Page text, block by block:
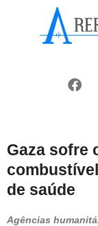
Gaza sofre
de saúde
Agências